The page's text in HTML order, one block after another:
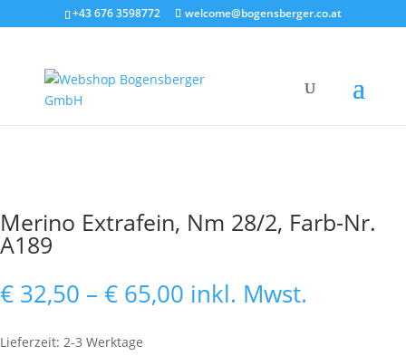
+43 676 3598772 welcome@bogensberger.co.at
Merino Extrafein, Nm 28/2, Farb-Nr.
A189
€ 32,50 – € 65,00 Preisspanne:
€ 32,50
inkl. Mwst.
Lieferzeit: 2-3 Werktage